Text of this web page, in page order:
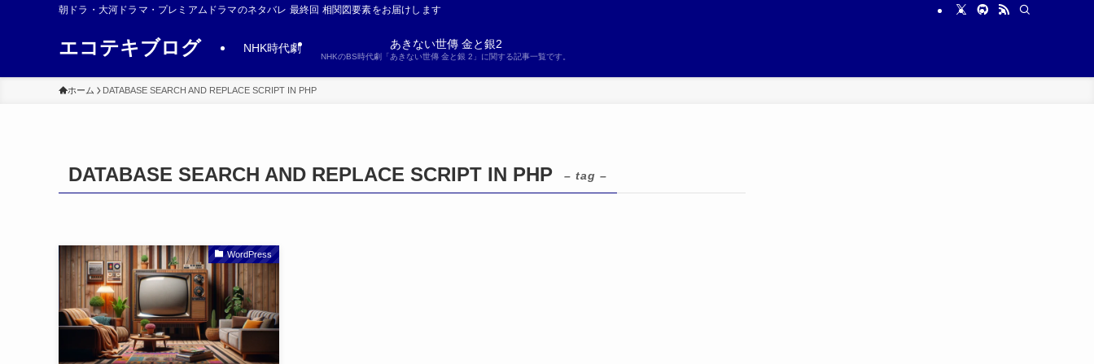
朝ドラ・大河ドラマ・プレミアムドラマのネタバレ 最終回 相関図要素をお届けします
エコテキブログ NHK時代劇 あきない世傳 金と銀2
NHKのBS時代劇「あきない世傳 金と銀 2」に関する記事一覧です。
ホーム DATABASE SEARCH AND REPLACE SCRIPT IN PHP
DATABASE SEARCH AND REPLACE SCRIPT IN PHP – tag –
WordPress